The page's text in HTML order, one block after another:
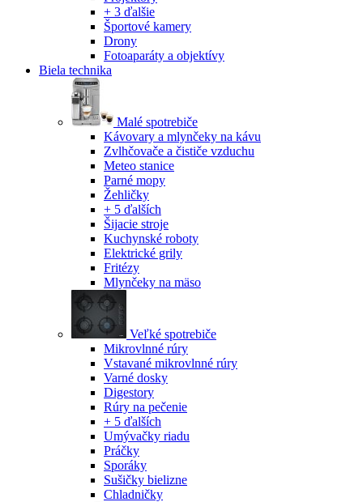
+ 3 ďalšie
Športové kamery
Drony
Fotoaparáty a objektívy
Biela technika
Malé spotrebiče
Kávovary a mlynčeky na kávu
Zvlhčovače a čističe vzduchu
Meteo stanice
Parné mopy
Žehličky
+ 5 ďalších
Šijacie stroje
Kuchynské roboty
Elektrické grily
Fritézy
Mlynčeky na mäso
Veľké spotrebiče
Mikrovlnné rúry
Vstavané mikrovlnné rúry
Varné dosky
Digestory
Rúry na pečenie
+ 5 ďalších
Umývačky riadu
Práčky
Sporáky
Sušičky bielizne
Chladničky